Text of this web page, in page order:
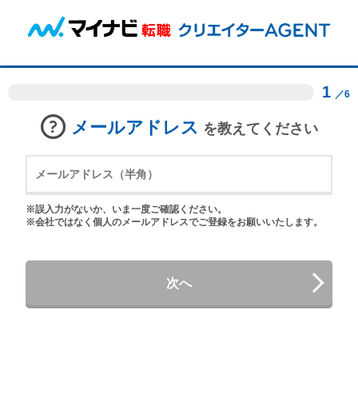
1 ／6
メールアドレス を教えてください
※誤入力がないか、いま一度ご確認ください。
※会社ではなく個人のメールアドレスでご登録をお願いいたします。
次へ